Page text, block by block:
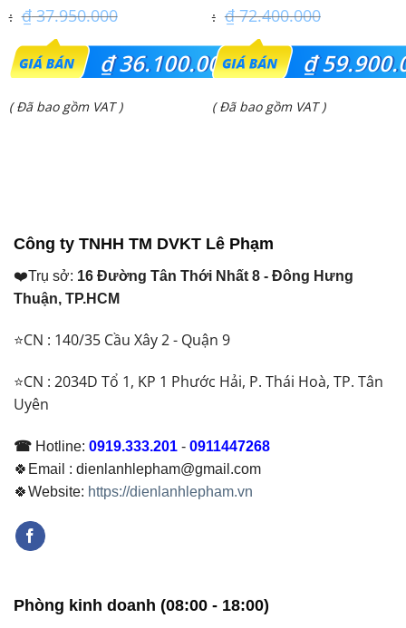
₫37.950.000
Giá
gốc
là:
₫36.100.000
Giá
( Đã bao gồm VAT )
₫72.400.000
Giá
gốc
là:
₫
Giá
( Đã bao gồm VAT )
Công ty TNHH TM DVKT Lê Phạm
❤️Trụ sở: 16 Đường Tân Thới Nhất 8 - Đông Hưng
Thuận, TP.HCM
⭐CN : 140/35 Cầu Xây 2 - Quận 9
⭐CN : 2034D Tổ 1, KP 1 Phước Hải, P. Thái Hoà, TP. Tân
Uyên
☎ Hotline: 0919.333.201 - 0911447268
🍀Email : dienlanhlepham@gmail.com
🍀Website: https://dienlanhlepham.vn
Phòng kinh doanh (08:00 - 18:00)